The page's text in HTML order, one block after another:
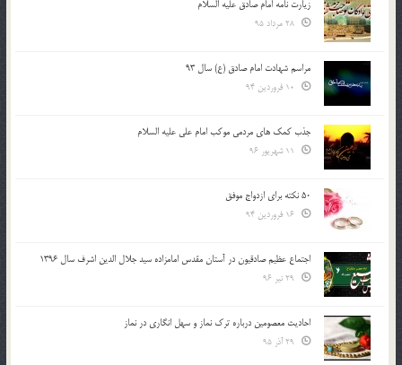
زیارت نامه امام صادق علیه السلام
مراسم شهادت امام صادق (ع) سال 93
جذب کمک های مردمی موکب امام علی علیه السلام
50 نکته برای ازدواج موفق
اجتماع عظیم صادقیون در آستان مقدس امامزاده سید جلال الدین اشرف سال 1396
احادیث معصومین درباره ترک نماز و سهل انگاری در نماز